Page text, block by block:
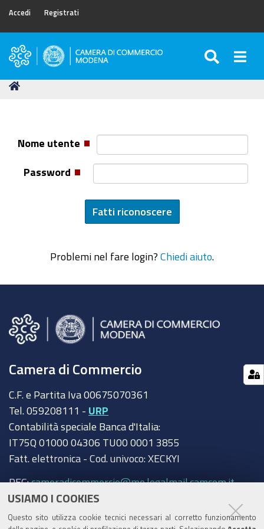
USIAMO I COOKIES
Questo sito utilizza cookie tecnici necessari al corretto funzionamento
Accedi Registrati
Camera
Commercio
Tu
Nome utente
Password
Problemi nel fare login? Chiedi aiuto
Camera di Commercio
C.F. e Partita Iva 00675070361
Tel. 059208111 - URP
Contabilità speciale Banca d'Italia:
IT75Q 01000 04306 TU00 0001 3855
Fatt. elettronica - Cod. univoco: XECKYI
PEC:cameradicommercio@mo.legalmail.camcom.it
Trasparenza